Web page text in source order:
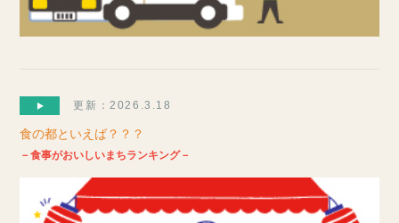
更新：2026.3.18
食の都といえば？？？
－食事がおいしいまちランキング－